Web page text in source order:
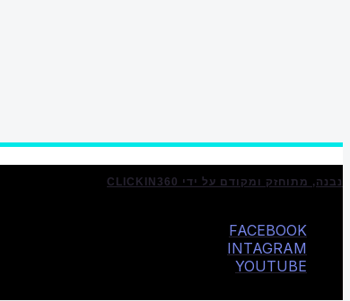
נבנה, מתוחזק ומקודם על ידי CLICKIN360
FACEBOOK
INTAGRAM
YOUTUBE